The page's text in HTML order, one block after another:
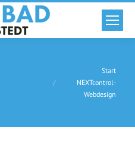
Sie befinden sich hier:
Start
NEXTcontrol-
Webdesign